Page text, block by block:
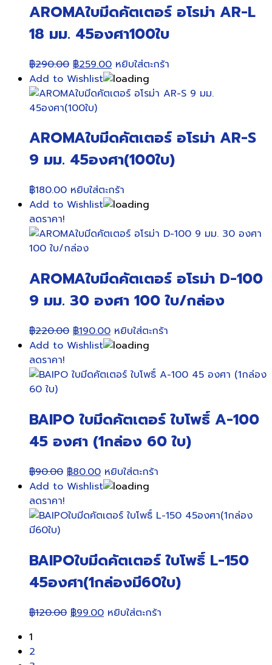
AROMAใบมีดคัตเตอร์ อโรม่า AR-L
18 มม. 45องศา100ใบ
฿290.00 Original
price
was:
฿290.00.
฿259.00Current
price
is:
หยิบใส่ตะกร้า
Add to Wishlist
AROMAใบมีดคัตเตอร์ อโรม่า AR-S
9 มม. 45องศา(100ใบ)
฿180.00 หยิบใส่ตะกร้า
Add to Wishlist
ลดราคา!
AROMAใบมีดคัตเตอร์ อโรม่า D-100
9 มม. 30 องศา 100 ใบ/กล่อง
฿220.00 Original
price
฿220.00.
฿190.00Current
price
฿190.00.
หยิบใส่ตะกร้า
Add to Wishlist
ลดราคา!
BAIPO ใบมีดคัตเตอร์ ใบโพธิ์ A-100
45 องศา (1กล่อง 60 ใบ)
฿90.00 Original
price
฿90.00.
฿80.00Current
price
฿80.00.
หยิบใส่ตะกร้า
Add to Wishlist
ลดราคา!
BAIPOใบมีดคัตเตอร์ ใบโพธิ์ L-150
45องศา(1กล่องมี60ใบ)
฿120.00 Original
฿99.00Current
หยิบใส่ตะกร้า
1
2